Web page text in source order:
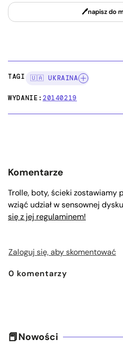
napisz do
TAGI: 🇺🇦 UKRAINA
WYDANIE:20140219
Komentarze
Trolle, boty, ścieki zostawiamy
wziąć udział w sensownej
się z jej regulaminem!
Zaloguj się, aby skomentować
0 komentarzy
Nowości